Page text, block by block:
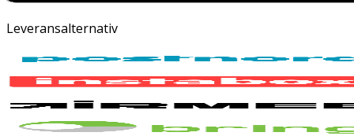
Leveransalternativ